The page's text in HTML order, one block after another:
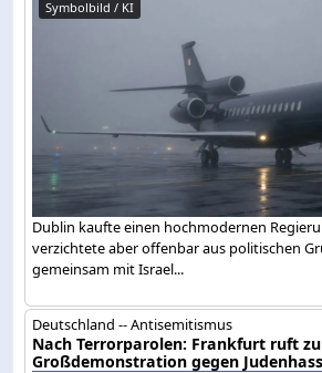
Symbolbild / KI
Dublin kaufte einen hochmodernen
verzichtete aber offenbar aus politischen
gemeinsam mit Israel...
Deutschland -- Antisemitismus
Nach Terrorparolen: Frankfurt ruft
Großdemonstration gegen Judenhass